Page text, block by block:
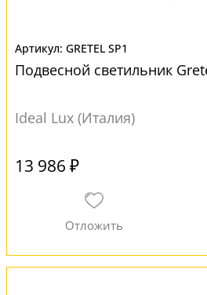
GRETEL SP1
Подвесной светильник
Ideal Lux (Италия)
13 986 ₽